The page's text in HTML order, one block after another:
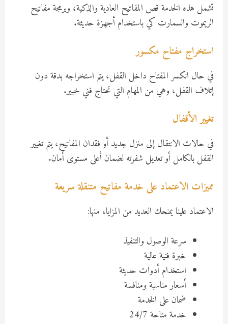
تشمل هذه الخدمة قص المفاتيح العادية والذكية، وبرمجة مفاتيح
الريموت والسمارت كي باستخدام أجهزة حديثة.
استخراج مفتاح مكسور
في حال انكسر المفتاح داخل القفل، يتم استخراجه بدقة دون
إتلاف القفل، وهي من المهام التي تحتاج فني خبير.
تغيير الأقفال
في حالات الانتقال إلى منزل جديد أو فقدان المفاتيح، يتم تغيير
القفل بالكامل أو تعديل شفرته لضمان أعلى مستوى أمان.
مميزات الاعتماد على خدمة مفاتيح متنقلة سريعة
الاعتماد علينا يمنحك العديد من المزايا، منها:
سرعة الوصول والتنفيذ
خبرة فنية عالية
استخدام أدوات حديثة
أسعار مناسبة ومنافسة
ضمان على الخدمة
خدمة متاحة 24/7